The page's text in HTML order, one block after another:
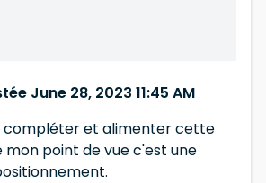
June 28, 2023 11:45 AM
compléter et alimenter cette
mon point de vue c'est une